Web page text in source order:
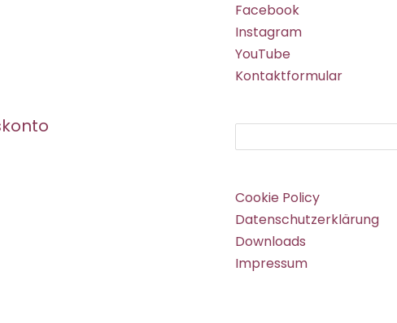
Facebook
Instagram
YouTube
Kontaktformular
Cookie Policy
Datenschutzerklärung
Downloads
Impressum